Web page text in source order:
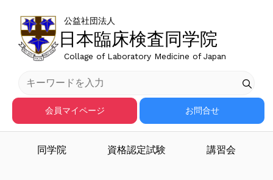
日本臨床検査同学院
公益社団法人
Collage of Laboratory Medicine of Japan
会員マイページ お問合せ
同学院 資格認定試験 講習会